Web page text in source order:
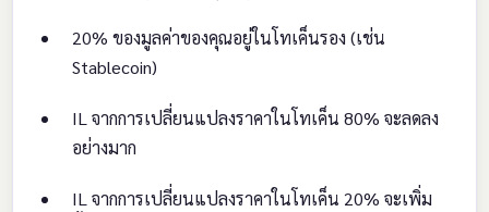
20% ของมูลค่าของคุณอยู่ในโทเค็นรอง (เช่น
Stablecoin)
IL จากการเปลี่ยนแปลงราคาในโทเค็น 80% จะลดลง
อย่างมาก
IL จากการเปลี่ยนแปลงราคาในโทเค็น 20% จะเพิ่ม